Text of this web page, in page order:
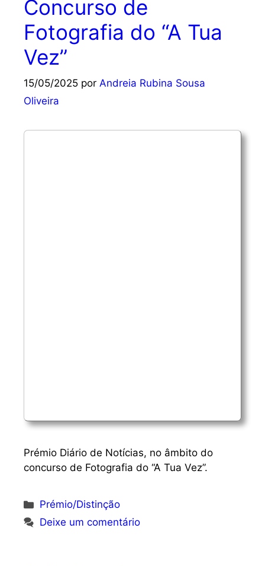
Concurso de
Fotografia do “A Tua
Vez”
15/05/2025 por Andreia Rubina Sousa
Oliveira
Prémio Diário de Notícias, no âmbito do
concurso de Fotografia do “A Tua Vez”.
Categorias
Prémio/Distinção
Deixe um comentário